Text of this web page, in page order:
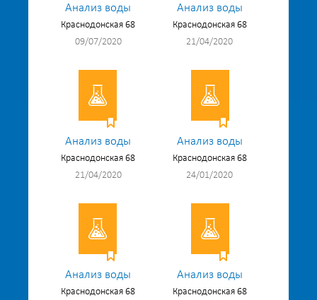
Анализ воды
Краснодонская 68
09/07/2020
Анализ воды
Краснодонская 68
21/04/2020
Анализ воды
Краснодонская 68
21/04/2020
Анализ воды
Краснодонская 68
24/01/2020
Анализ воды
Краснодонская 68
Анализ воды
Краснодонская 68